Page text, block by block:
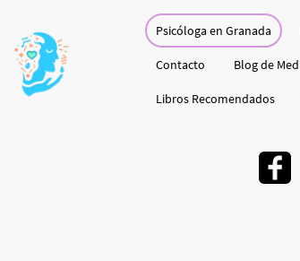
Psicóloga en Granada
Contacto
Libros Recomendados